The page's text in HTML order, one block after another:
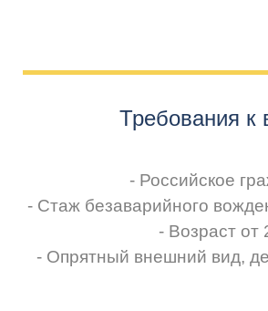
Требования к
- Российское
- Стаж безаварийного
- Возраст от
- Опрятный внешний вид,